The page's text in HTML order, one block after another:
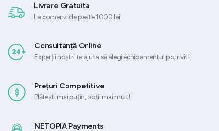
Livrare Gratuita
La comenzi de peste 1000 lei
Consultanță Online
Experții noștri te ajuta să alegi echipamentul potrivit!
Prețuri Competitive
Plătești mai puțin, obții mai mult!
NETOPIA Payments